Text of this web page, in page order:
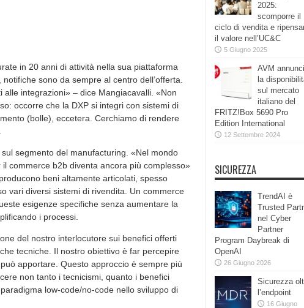
in 20 anni di attività nella sua piattaforma
sono da sempre al centro dell’offerta.
alle integrazioni» – dice Mangiacavalli. «Non
occorre che la DXP si integri con sistemi di
(bolle), eccetera. Cerchiamo di rendere
segmento del manufacturing. «Nel mondo
commerce b2b diventa ancora più complesso»
beni altamente articolati, spesso
vari diversi sistemi di rivendita. Un commerce
esigenze specifiche senza aumentare la
i processi.
del nostro interlocutore sui benefici offerti
tecniche. Il nostro obiettivo è far percepire
apportare. Questo approccio è sempre più
non tanto i tecnicismi, quanto i benefici
low-code/no-code nello sviluppo di
2025:
scomporre il
ciclo di vendita e
il valore nell’UC&C
5 Giugno 2025
AVM
la
sul mercato
italiano del
FRITZ!Box 5690 Pro
Edition International
12 Settembre 2024
SICUREZZA
TrendAI è
Trusted
nel Cyber
Partner
Program Daybreak di
OpenAI
26 Giugno 2026
Sicurezza
l’endpoint
16 Giugno